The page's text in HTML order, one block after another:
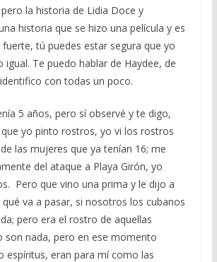
la historia de Lidia Doce y
historia que se hizo una película y es
tú puedes estar segura que yo
igual. Te puedo hablar de Haydee, de
con todas un poco.
5 años, pero sí observé y te digo,
yo pinto rostros, yo vi los rostros
las mujeres que ya tenían 16; me
del ataque a Playa Girón, yo
Pero que vino una prima y le dijo a
va a pasar, si nosotros los cubanos
pero era el rostro de aquellas
son nada, pero en ese momento
espíritus, eran para mí como las